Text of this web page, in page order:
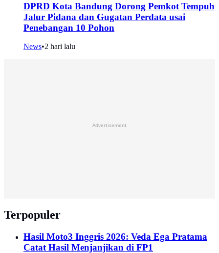
DPRD Kota Bandung Dorong Pemkot Tempuh
Jalur Pidana dan Gugatan Perdata usai
Penebangan 10 Pohon
News•2 hari lalu
Advertisement
Terpopuler
Hasil Moto3 Inggris 2026: Veda Ega Pratama
Catat Hasil Menjanjikan di FP1